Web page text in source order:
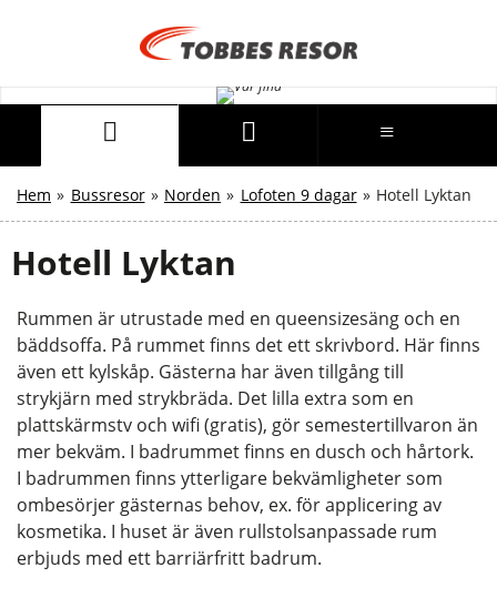
Hem » Bussresor » Norden » Lofoten 9 dagar » Hotell Lyktan
Hotell Lyktan
Rummen är utrustade med en queensizesäng och en
bäddsoffa. På rummet finns det ett skrivbord. Här finns
även ett kylskåp. Gästerna har även tillgång till
strykjärn med strykbräda. Det lilla extra som en
plattskärmstv och wifi (gratis), gör semestertillvaron än
mer bekväm. I badrummet finns en dusch och hårtork.
I badrummen finns ytterligare bekvämligheter som
ombesörjer gästernas behov, ex. för applicering av
kosmetika. I huset är även rullstolsanpassade rum
erbjuds med ett barriärfritt badrum.